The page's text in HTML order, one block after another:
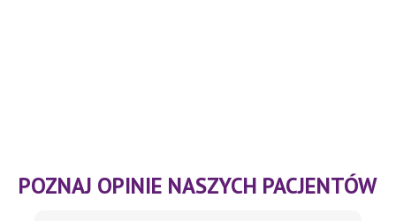
POZNAJ OPINIE NASZYCH PACJENTÓW